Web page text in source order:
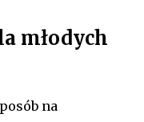
młodych
na